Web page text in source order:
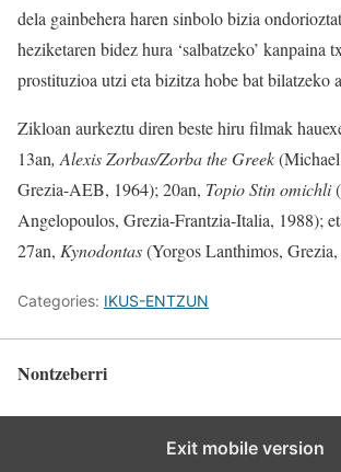
dela gainbehera haren sinbolo bizia
heziketaren bidez hura ‘salbatzeko’ kanpaina
prostituzioa utzi eta bizitza hobe bat bilatzeko
Zikloan aurkeztu diren beste hiru filmak
13an, Alexis Zorbas/Zorba the Greek
Grezia-AEB, 1964); 20an, Topio Stin omichli
Angelopoulos, Grezia-Frantzia-Italia, 1988);
27an, Kynodontas(Yorgos Lanthimos,
Categories: IKUS-ENTZUN
Nontzeberri
Exit mobile version